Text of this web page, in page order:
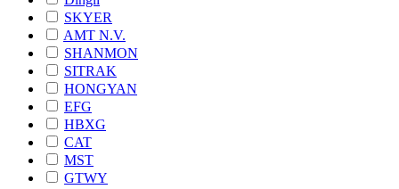
SKYER
AMT N.V.
SHANMON
SITRAK
HONGYAN
EFG
HBXG
CAT
MST
GTWY